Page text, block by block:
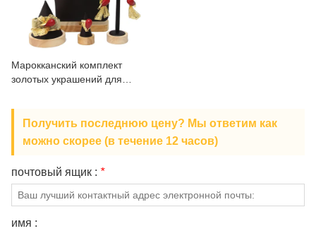
СВЯЖИТЕСЬ С НАМИ
Марокканский комплект
золотых украшений для
Получить последнюю цену? Мы ответим как
можно скорее (в течение 12 часов)
почтовый ящик : *
имя :